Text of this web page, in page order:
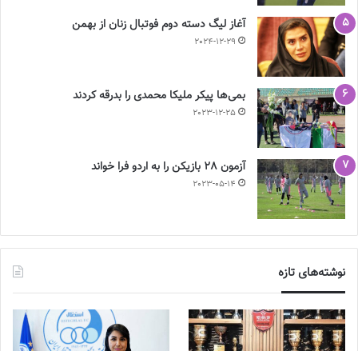
آغاز لیگ دسته دوم فوتبال زنان از بهمن
2024-12-29
بمی‌ها پیکر ملیکا محمدی را بدرقه کردند
2023-12-25
آزمون 28 بازیکن را به اردو فرا خواند
2023-05-14
نوشته‌های تازه